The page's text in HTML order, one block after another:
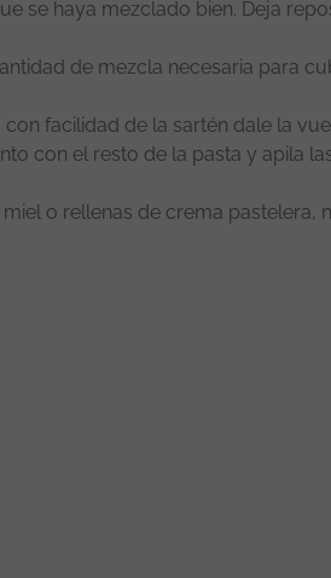
se haya mezclado bien. Deja
de mezcla necesaria para
facilidad de la sartén dale la
con el resto de la pasta y apila
o rellenas de crema pastelera,